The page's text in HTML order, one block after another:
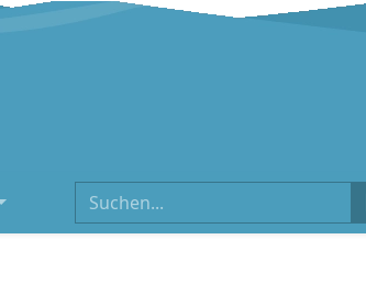
Suchen